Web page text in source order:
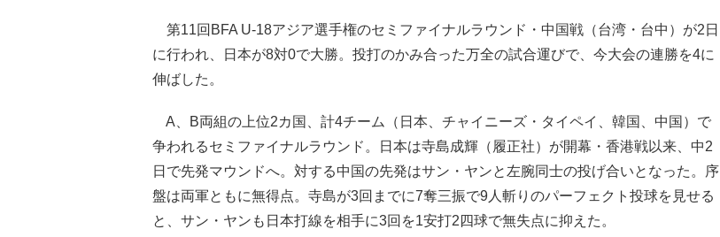
第11回BFA U-18アジア選手権のセミファイナルラウンド・中国戦（台湾・台中）が2日
に行われ、日本が8対0で大勝。投打のかみ合った万全の試合運びで、今大会の連勝を4に
伸ばした。
A、B両組の上位2カ国、計4チーム（日本、チャイニーズ・タイペイ、韓国、中国）で
争われるセミファイナルラウンド。日本は寺島成輝（履正社）が開幕・香港戦以来、中2
日で先発マウンドへ。対する中国の先発はサン・ヤンと左腕同士の投げ合いとなった。序
盤は両軍ともに無得点。寺島が3回までに7奪三振で9人斬りのパーフェクト投球を見せる
と、サン・ヤンも日本打線を相手に3回を1安打2四球で無失点に抑えた。